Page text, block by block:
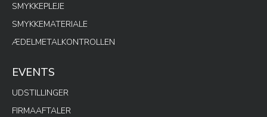
SMYKKEPLEJE
SMYKKEMATERIALE
ÆDELMETALKONTROLLEN
EVENTS
UDSTILLINGER
FIRMAAFTALER